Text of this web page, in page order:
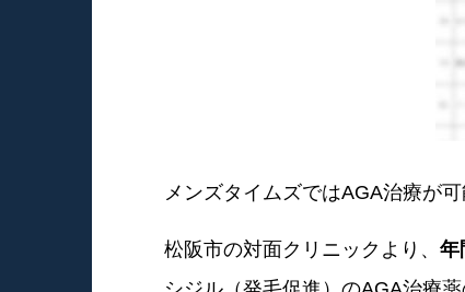
メンズタイムズではAGA治療が
松阪市の対面クリニックより、年